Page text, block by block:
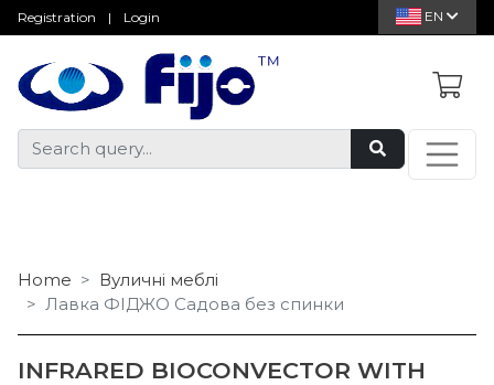
Registration | Login EN
Home
Вуличні меблі
Лавка ФІДЖО Садова без спинки
INFRARED BIOCONVECTOR WITH